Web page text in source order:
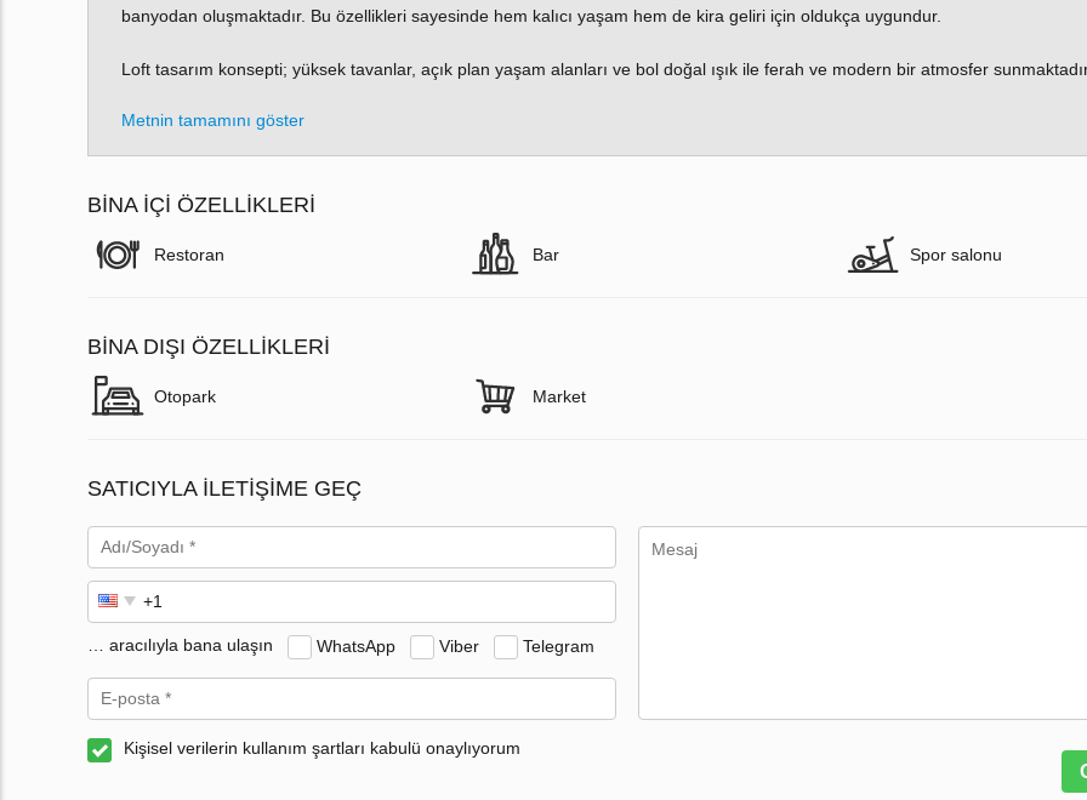
banyodan oluşmaktadır. Bu özellikleri sayesinde hem kalıcı yaşam hem de kira geliri için oldukça uygundur.
Loft tasarım konsepti; yüksek tavanlar, açık plan yaşam alanları ve bol doğal ışık ile ferah ve modern bir atmosfer
Metnin tamamını göster
BINA İÇI ÖZELLIKLERI
Restoran Bar Spor salonu
BINA DIŞI ÖZELLIKLERI
Otopark Market
SATICIYLA ILETIŞIME GEÇ
… aracılıyla bana ulaşın WhatsApp Viber Telegram
Kişisel verilerin kullanım şartları kabulü onaylıyorum